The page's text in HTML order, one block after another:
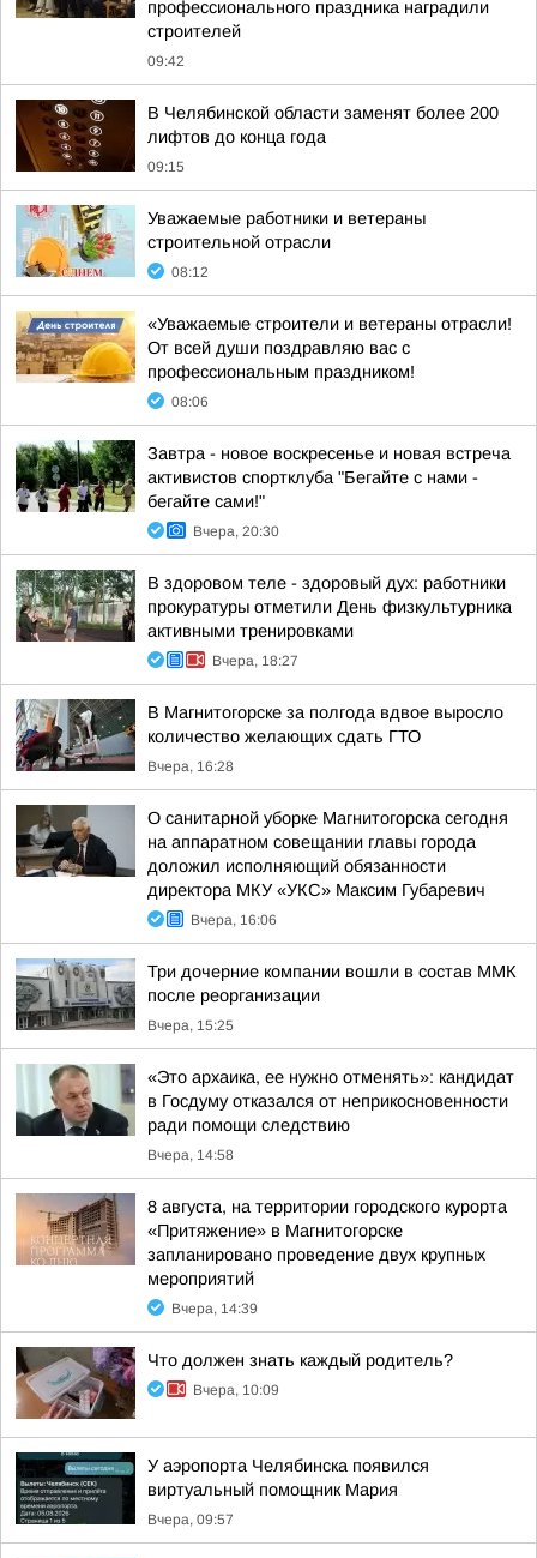
профессионального праздника наградили
строителей
09:42
В Челябинской области заменят более 200
лифтов до конца года
09:15
Уважаемые работники и ветераны
строительной отрасли
08:12
«Уважаемые строители и ветераны отрасли!
От всей души поздравляю вас с
профессиональным праздником!
08:06
Завтра - новое воскресенье и новая встреча
активистов спортклуба "Бегайте с нами -
бегайте сами!"
Вчера, 20:30
В здоровом теле - здоровый дух: работники
прокуратуры отметили День физкультурника
активными тренировками
Вчера, 18:27
В Магнитогорске за полгода вдвое выросло
количество желающих сдать ГТО
Вчера, 16:28
О санитарной уборке Магнитогорска сегодня
на аппаратном совещании главы города
доложил исполняющий обязанности
директора МКУ «УКС» Максим Губаревич
Вчера, 16:06
Три дочерние компании вошли в состав ММК
после реорганизации
Вчера, 15:25
«Это архаика, ее нужно отменять»: кандидат
в Госдуму отказался от неприкосновенности
ради помощи следствию
Вчера, 14:58
8 августа, на территории городского курорта
«Притяжение» в Магнитогорске
запланировано проведение двух крупных
мероприятий
Вчера, 14:39
Что должен знать каждый родитель?
Вчера, 10:09
У аэропорта Челябинска появился
виртуальный помощник Мария
Вчера, 09:57